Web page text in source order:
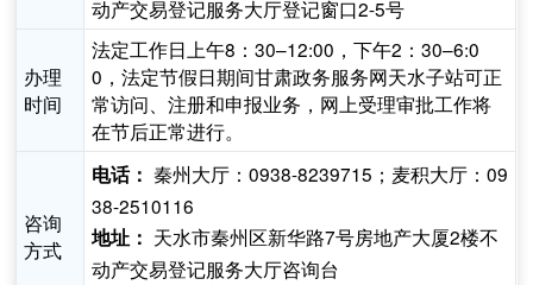
动产交易登记服务大厅登记窗口2-5号
办理
时间
法定工作日上午8：30–12:00，下午2：30–6:0
0，法定节假日期间甘肃政务服务网天水子站可正
常访问、注册和申报业务，网上受理审批工作将
在节后正常进行。
咨询
方式
电话： 秦州大厅：0938-8239715；麦积大厅：09
38-2510116
地址： 天水市秦州区新华路7号房地产大厦2楼不
动产交易登记服务大厅咨询台